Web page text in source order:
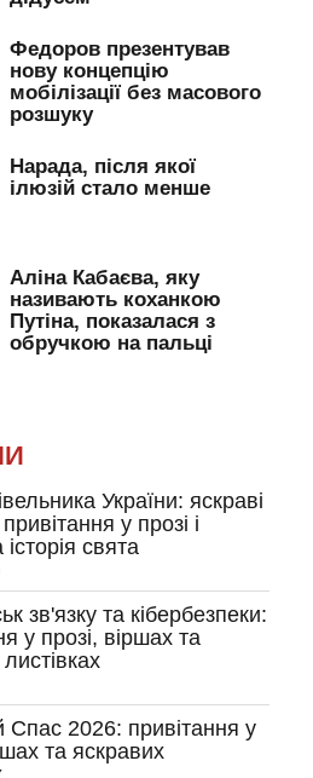
Федоров презентував
нову концепцію
мобілізації без масового
розшуку
Нарада, після якої
ілюзій стало менше
Аліна Кабаєва, яку
називають коханкою
Путіна, показалася з
обручкою на пальці
України: яскраві
у прозі і
свята
зв'язку та кібербезпеки:
у прозі, віршах та
Спас 2026: привітання у
та яскравих